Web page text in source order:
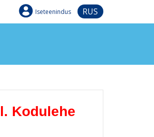
Iseteenindus RUS
Kodulehe